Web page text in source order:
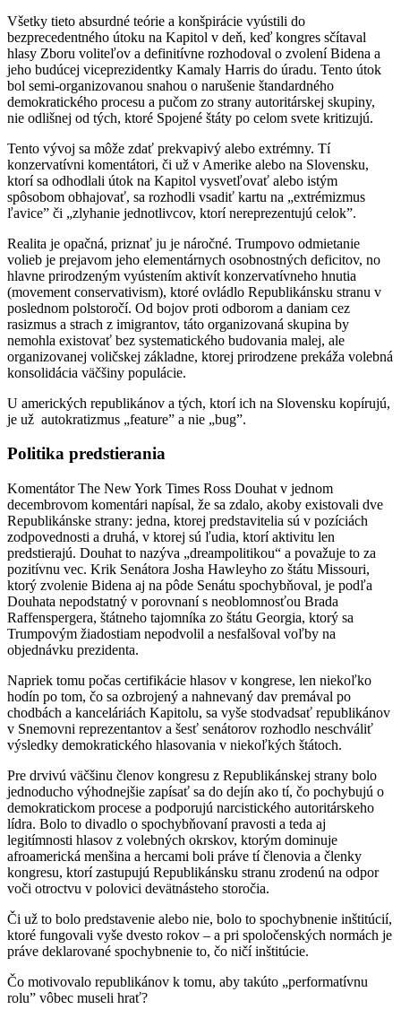
Všetky tieto absurdné teórie a konšpirácie vyústili do
bezprecedentného útoku na Kapitol v deň, keď kongres sčítaval
hlasy Zboru voliteľov a definitívne rozhodoval o zvolení Bidena a
jeho budúcej viceprezidentky Kamaly Harris do úradu. Tento útok
bol semi-organizovanou snahou o narušenie štandardného
demokratického procesu a pučom zo strany autoritárskej skupiny,
nie odlišnej od tých, ktoré Spojené štáty po celom svete kritizujú.
Tento vývoj sa môže zdať prekvapivý alebo extrémny. Tí
konzervatívni komentátori, či už v Amerike alebo na Slovensku,
ktorí sa odhodlali útok na Kapitol vysvetľovať alebo istým
spôsobom obhajovať, sa rozhodli vsadiť kartu na „extrémizmus
ľavice” či „zlyhanie jednotlivcov, ktorí nereprezentujú celok”.
Realita je opačná, priznať ju je náročné. Trumpovo odmietanie
volieb je prejavom jeho elementárnych osobnostných deficitov, no
hlavne prirodzeným vyústením aktivít konzervatívneho hnutia
(movement conservativism), ktoré ovládlo Republikánsku stranu v
poslednom polstoročí. Od bojov proti odborom a daniam cez
rasizmus a strach z imigrantov, táto organizovaná skupina by
nemohla existovať bez systematického budovania malej, ale
organizovanej voličskej základne, ktorej prirodzene prekáža volebná
konsolidácia väčšiny populácie.
U amerických republikánov a tých, ktorí ich na Slovensku kopírujú,
je už autokratizmus „feature” a nie „bug”.
Politika predstierania
Komentátor The New York Times Ross Douhat v jednom
decembrovom komentári napísal, že sa zdalo, akoby existovali dve
Republikánske strany: jedna, ktorej predstavitelia sú v pozíciách
zodpovednosti a druhá, v ktorej sú ľudia, ktorí aktivitu len
predstierajú. Douhat to nazýva „dreampolitikou“ a považuje to za
pozitívnu vec. Krik Senátora Josha Hawleyho zo štátu Missouri,
ktorý zvolenie Bidena aj na pôde Senátu spochybňoval, je podľa
Douhata nepodstatný v porovnaní s neoblomnosťou Brada
Raffenspergera, štátneho tajomníka zo štátu Georgia, ktorý sa
Trumpovým žiadostiam nepodvolil a nesfalšoval voľby na
objednávku prezidenta.
Napriek tomu počas certifikácie hlasov v kongrese, len niekoľko
hodín po tom, čo sa ozbrojený a nahnevaný dav premával po
chodbách a kanceláriách Kapitolu, sa vyše stodvadsať republikánov
v Snemovni reprezentantov a šesť senátorov rozhodlo neschváliť
výsledky demokratického hlasovania v niekoľkých štátoch.
Pre drvivú väčšinu členov kongresu z Republikánskej strany bolo
jednoducho výhodnejšie zapísať sa do dejín ako tí, čo pochybujú o
demokratickom procese a podporujú narcistického autoritárskeho
lídra. Bolo to divadlo o spochybňovaní pravosti a teda aj
legitímnosti hlasov z volebných okrskov, ktorým dominuje
afroamerická menšina a hercami boli práve tí členovia a členky
kongresu, ktorí zastupujú Republikánsku stranu zrodenú na odpor
voči otroctvu v polovici devätnásteho storočia.
Či už to bolo predstavenie alebo nie, bolo to spochybnenie inštitúcií,
ktoré fungovali vyše dvesto rokov – a pri spoločenských normách je
práve deklarované spochybnenie to, čo ničí inštitúcie.
Čo motivovalo republikánov k tomu, aby takúto „performatívnu
rolu” vôbec museli hrať?